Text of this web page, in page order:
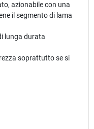
azionabile con una
il segmento di lama
lunga durata
soprattutto se si